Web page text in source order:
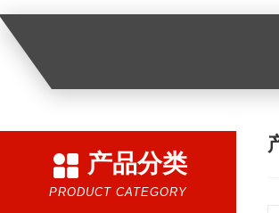
产品分类
PRODUCT CATEGORY